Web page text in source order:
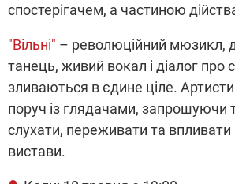
спостерігачем, а частиною
"Вільні" – революційний мюзикл,
танець, живий вокал і діалог про
зливаються в єдине ціле.
поруч із глядачами, запрошуючи
слухати, переживати та впливати
вистави.